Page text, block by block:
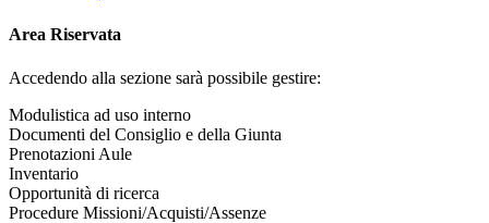
Area Riservata
Accedendo alla sezione sarà possibile gestire:
Modulistica ad uso interno
Documenti del Consiglio e della Giunta
Prenotazioni Aule
Inventario
Opportunità di ricerca
Procedure Missioni/Acquisti/Assenze